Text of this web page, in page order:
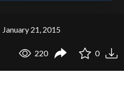
January 21, 2015
220 0